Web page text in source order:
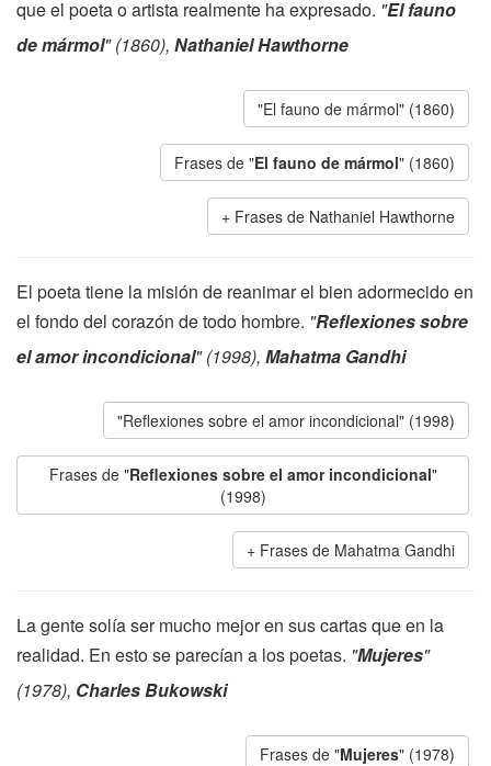
que el poeta o artista realmente ha expresado. "El fauno
de mármol" (1860), Nathaniel Hawthorne
"El fauno de mármol" (1860)
Frases de "El fauno de mármol" (1860)
Frases de Nathaniel Hawthorne
El poeta tiene la misión de reanimar el bien adormecido en
el fondo del corazón de todo hombre. "Reflexiones sobre
el amor incondicional" (1998), Mahatma Gandhi
"Reflexiones sobre el amor incondicional" (1998)
Frases de "Reflexiones sobre el amor incondicional"
(1998)
Frases de Mahatma Gandhi
La gente solía ser mucho mejor en sus cartas que en la
realidad. En esto se parecían a los poetas. "Mujeres"
(1978), Charles Bukowski
Frases de "Mujeres" (1978)